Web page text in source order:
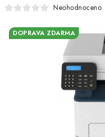
PRO HRÁČE
ELEKTRONIKA
PŘEDVÁDĚCÍ ELEKTRONIKA
Neohodnoceno
DOPRAVA ZDARMA